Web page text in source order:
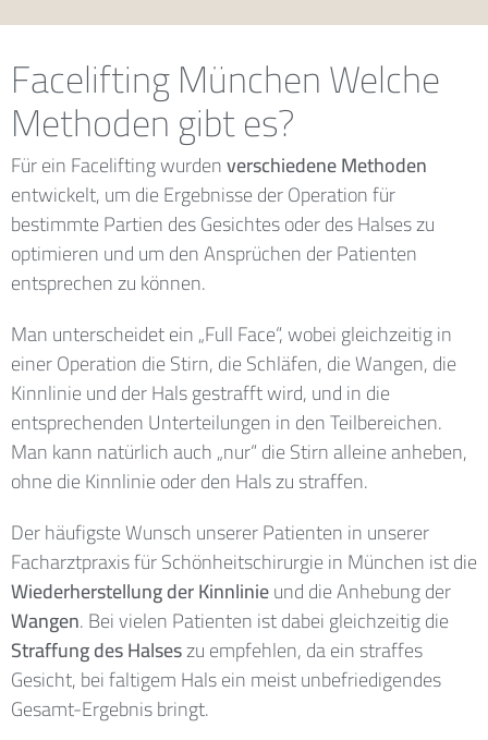
Facelifting München Welche
Methoden gibt es?
Für ein Facelifting wurdenverschiedene Methoden
entwickelt, um die Ergebnisse der Operation für
bestimmte Partien des Gesichtes oder des Halses zu
optimieren und um den Ansprüchen der Patienten
entsprechen zu können.
Man unterscheidet ein „Full Face“, wobei gleichzeitig in
einer Operation die Stirn, die Schläfen, die Wangen, die
Kinnlinie und der Hals gestrafft wird, und in die
entsprechenden Unterteilungen in den Teilbereichen.
Man kann natürlich auch „nur“ die Stirn alleine anheben,
ohne die Kinnlinie oder den Hals zu straffen.
Der häufigste Wunsch unserer Patienten in unserer
Facharztpraxis für Schönheitschirurgie in München ist die
Wiederherstellung der Kinnlinieund die Anhebung der
Wangen. Bei vielen Patienten ist dabei gleichzeitig die
Straffung des Halseszu empfehlen, da ein straffes
Gesicht, bei faltigem Hals ein meist unbefriedigendes
Gesamt-Ergebnis bringt.